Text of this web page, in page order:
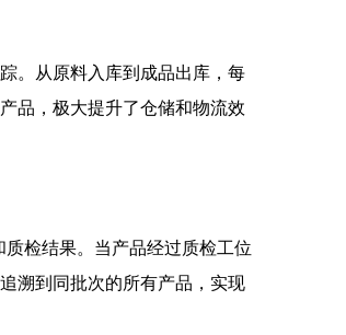
。从原料入库到成品出库，每
品，极大提升了仓储和物流效
检结果。当产品经过质检工位
溯到同批次的所有产品，实现